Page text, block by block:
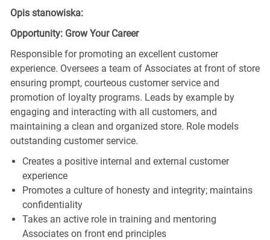
Opis stanowiska:
Opportunity: Grow Your Career
Responsible for promoting an excellent customer
experience. Oversees a team of Associates at front of store
ensuring prompt, courteous customer service and
promotion of loyalty programs. Leads by example by
engaging and interacting with all customers, and
maintaining a clean and organized store. Role models
outstanding customer service.
Creates a positive internal and external customer
experience
Promotes a culture of honesty and integrity; maintains
confidentiality
Takes an active role in training and mentoring
Associates on front end principles